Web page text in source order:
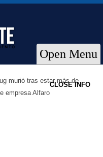
Open Menu
murió tras estar más de
empresa Alfaro
CLOSE INFO